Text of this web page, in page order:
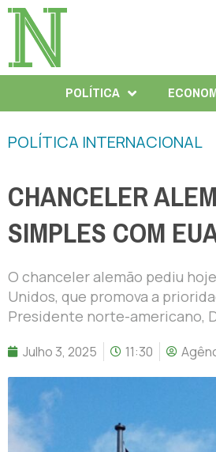
POLÍTICA
POLÍTICA INTERNACIONAL
CHANCELER
SIMPLES COM
O chanceler alemão pediu
Unidos, que promova a
Presidente norte-americano,
Julho 3, 2025 11:30